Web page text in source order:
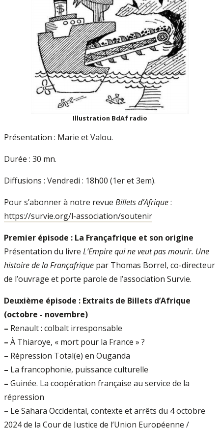
Illustration BdAf radio
Présentation : Marie et Valou.
Durée : 30 mn.
Diffusions : Vendredi : 18h00 (1er et 3em).
Pour s’abonner à notre revue Billets d’Afrique:
https://survie.org/l-association/soutenir
Premier épisode : La Françafrique et son origine
Présentation du livre L’Empire qui ne veut pas mourir. Une
histoire de la Françafrique par Thomas Borrel, co-directeur
de l’ouvrage et porte parole de l’association Survie.
Deuxième épisode : Extraits de Billets d’Afrique
(octobre - novembre)
– Renault : colbalt irresponsable
– À Thiaroye, « mort pour la France » ?
– Répression Total(e) en Ouganda
– La francophonie, puissance culturelle
– Guinée. La coopération française au service de la
répression
– Le Sahara Occidental, contexte et arrêts du 4 octobre
2024 de la Cour de Justice de l’Union Européenne /